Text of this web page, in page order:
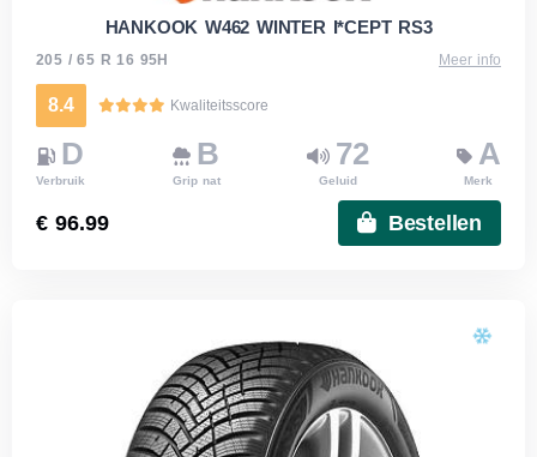
HANKOOK W462 WINTER I*CEPT RS3
205 / 65 R 16 95H Meer info
8.4 Kwaliteitsscore
D
Verbruik
B
Grip nat
72
Geluid
A
Merk
€ 96.99 Bestellen